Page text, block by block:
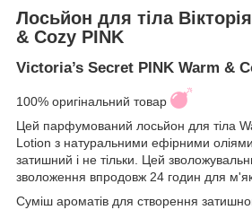
Лосьйон для тіла
& Cozy PINK
Victoria’s Secret PINK Warm &
100% оригінальний товар
Цей парфумований лосьйон для тіла
Lotion з натуральними ефірними
затишний і не тільки. Цей
зволоження впродовж 24 годин для
Суміш ароматів для створення